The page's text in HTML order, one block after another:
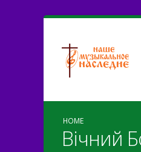
HOME
Вічний